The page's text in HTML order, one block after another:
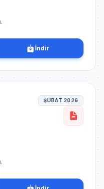
İndir
ŞUBAT 2026